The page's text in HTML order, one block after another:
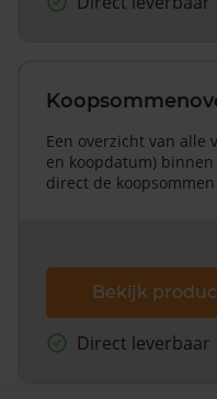
Een overzicht van alle
en koopdatum)
direct de
Bekijk
Direct leverbaar